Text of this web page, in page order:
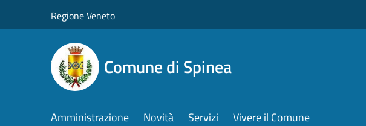
Regione Veneto
Comune di Spinea
Amministrazione Novità Servizi Vivere il Comune